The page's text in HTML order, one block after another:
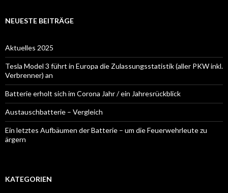
NEUESTE BEITRÄGE
Aktuelles 2025
Tesla Model 3 führt in Europa die Zulassungsstatistik (aller PKW inkl.
Verbrenner) an
Batterie erholt sich im Corona Jahr / ein Jahresrückblick
Austauschbatterie – Vergleich
Ein letztes Aufbäumen der Batterie – um die Feuerwehrleute zu
ärgern
KATEGORIEN